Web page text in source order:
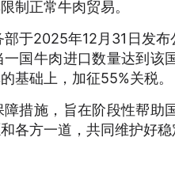
制正常牛肉贸易。
于2025年12月31日发
国牛肉进口数量达到
基础上，加征55%关税。
措施，旨在阶段性帮助
各方一道，共同维护好稳